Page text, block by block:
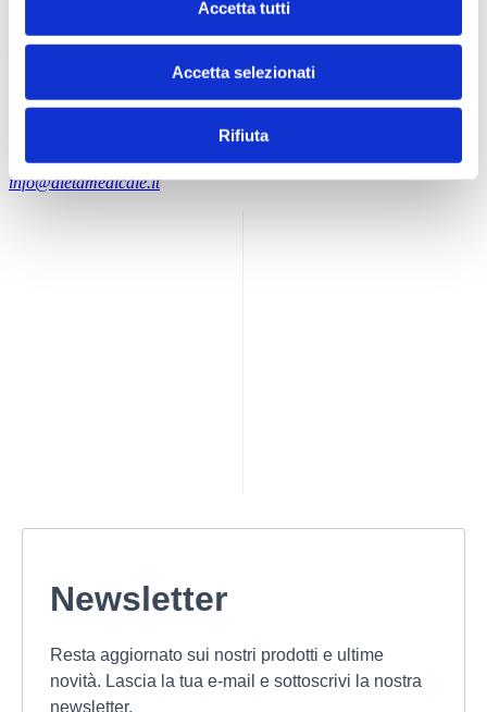
Accetta tutti
Accetta selezionati
Rifiuta
Logistica Food s.r.l.
Viale S. Tinozzi, 17
+39 085 8561895
info@dietamedicale.it
Newsletter
Resta aggiornato sui nostri prodotti e ultime
novità. Lascia la tua e-mail e sottoscrivi la nostra
newsletter.